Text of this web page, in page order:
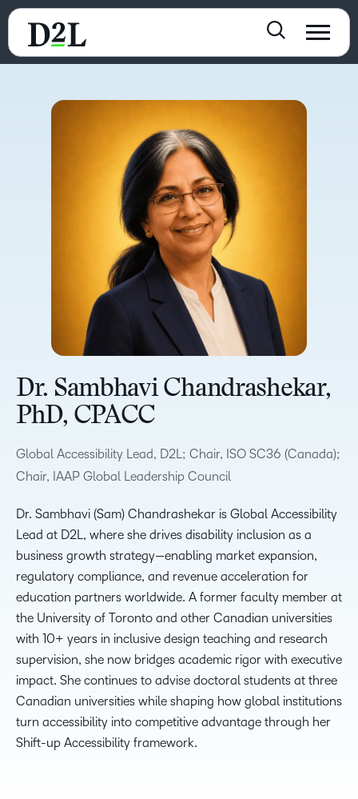
Dr. Sambhavi Chandrashekar,
PhD, CPACC
Global Accessibility Lead, D2L; Chair, ISO SC36 (Canada);
Chair, IAAP Global Leadership Council
Dr. Sambhavi (Sam) Chandrashekar is Global Accessibility
Lead at D2L, where she drives disability inclusion as a
business growth strategy—enabling market expansion,
regulatory compliance, and revenue acceleration for
education partners worldwide. A former faculty member at
the University of Toronto and other Canadian universities
with 10+ years in inclusive design teaching and research
supervision, she now bridges academic rigor with executive
impact. She continues to advise doctoral students at three
Canadian universities while shaping how global institutions
turn accessibility into competitive advantage through her
Shift-up Accessibility framework.